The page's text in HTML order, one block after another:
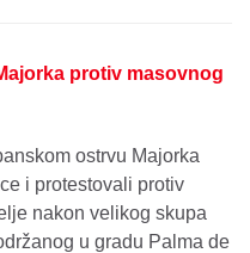
protiv masovnog
ostrvu Majorka
i protestovali protiv
nakon velikog skupa
u gradu Palma de